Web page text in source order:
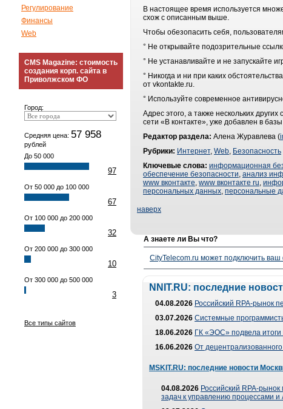
Регулирование
Финансы
Web
CMS Magazine: стоимость
создания корп. сайта в
Приволжском ФО
Город:
Средняя цена: 57 958
рублей
До 50 000
97
От 50 000 до 100 000
67
От 100 000 до 200 000
32
От 200 000 до 300 000
10
От 300 000 до 500 000
3
Все типы сайтов
В настоящее время используется
схож с описанным выше.
Чтобы обезопасить себя,
° Не открывайте подозрительные
° Не устанавливайте и не запускайте
° Никогда и ни при каких
от vkontakte.ru.
° Используйте современное
Адрес этого, а также нескольких
сети «В контакте», уже добавлен в
Редактор раздела: Алена Журавлева (
Рубрики: Интернет, Web, Безопасность
Ключевые слова: информационная
обеспечение безопасности, анализ
www вконтакте, www вконтакте ru,
персональных данных, персональные
наверх
А знаете ли Вы что?
CityTelecom.ru может подключить
NNIT.RU: последние
04.08.2026 Российский RPA-рынок
03.07.2026 Системные
18.06.2026 ГК «ЭОС» подвела
16.06.2026 От
MSKIT.RU: последние новости
04.08.2026 Российский RPA-
задач к управлению процессами и